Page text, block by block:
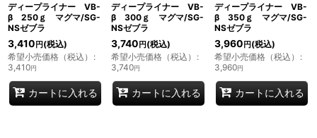
ディープライナー VB-
β 250ｇ マグマ/SG-
NSゼブラ
3,410 円 (税込)
希望小売価格（税込） :
3,410円
カートに入れる
ディープライナー VB-
β 300ｇ マグマ/SG-
NSゼブラ
3,740 円(税込)
希望小売価格（税込） :
3,740円
カートに入れる
ディープライナー VB-
β 350ｇ マグマ/SG-
NSゼブラ
3,960 円(税込)
希望小売価格（税込） :
3,960円
カートに入れる